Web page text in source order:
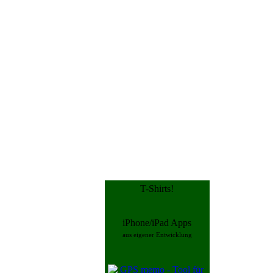
T-Shirts!
iPhone/iPad Apps
aus eigener Entwicklung